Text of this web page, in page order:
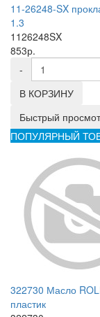
11-26248-SX
1.3
1126248SX
853р.
-
В КОРЗИНУ
Быстрый
ПОПУЛЯРНЫЙ
322730 Масло
пластик